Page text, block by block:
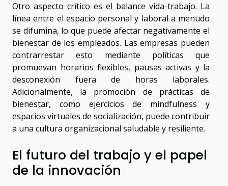
Otro aspecto crítico es el balance vida-trabajo. La
línea entre el espacio personal y laboral a menudo
se difumina, lo que puede afectar negativamente el
bienestar de los empleados. Las empresas pueden
contrarrestar esto mediante políticas que
promuevan horarios flexibles, pausas activas y la
desconexión fuera de horas laborales.
Adicionalmente, la promoción de prácticas de
bienestar, como ejercicios de mindfulness y
espacios virtuales de socialización, puede contribuir
a una cultura organizacional saludable y resiliente.
El futuro del trabajo y el papel
de la innovación